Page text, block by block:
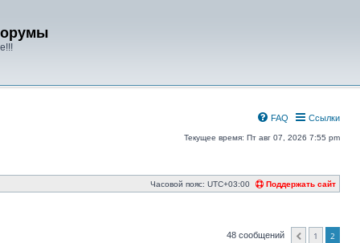
Ссылки
FAQ
Текущее время: Пт авг 07, 2026 7:55 pm
Поддержать сайт
Часовой пояс: UTC+03:00
48 сообщений Пред.
1 2